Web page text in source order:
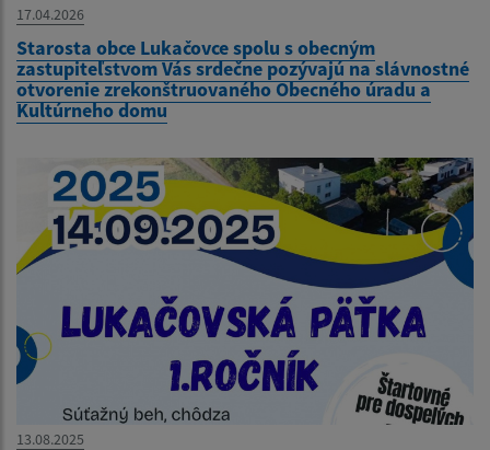
17.04.2026
Starosta obce Lukačovce spolu s obecným
zastupiteľstvom Vás srdečne pozývajú na slávnostné
otvorenie zrekonštruovaného Obecného úradu a
Kultúrneho domu
13.08.2025